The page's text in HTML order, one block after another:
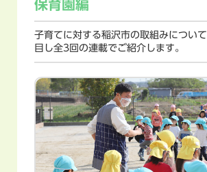
保育園編
子育てに対する稲沢市の取組みについ
目し全3回の連載でご紹介します。